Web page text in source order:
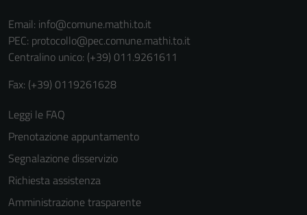
Email: info@comune.mathi.to.it
PEC: protocollo@pec.comune.mathi.to.it
Centralino unico: (+39) 011.9261611
Fax: (+39) 0119261628
Leggi le FAQ
Prenotazione appuntamento
Segnalazione disservizio
Richiesta assistenza
Amministrazione trasparente